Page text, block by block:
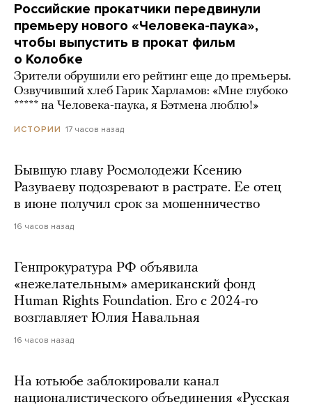
Российские прокатчики передвинули
премьеру нового «Человека-паука»,
чтобы выпустить в прокат фильм
о Колобке
Зрители обрушили его рейтинг еще до премьеры.
Озвучивший хлеб Гарик Харламов: «Мне глубоко
***** на Человека-паука, я Бэтмена люблю!»
ИСТОРИИ 17 часов назад
Бывшую главу Росмолодежи Ксению
Разуваеву подозревают в растрате. Ее отец
в июне получил срок за мошенничество
16 часов назад
Генпрокуратура РФ объявила
«нежелательным» американский фонд
Human Rights Foundation. Его с 2024-го
возглавляет Юлия Навальная
16 часов назад
На ютьюбе заблокировали канал
националистического объединения «Русская